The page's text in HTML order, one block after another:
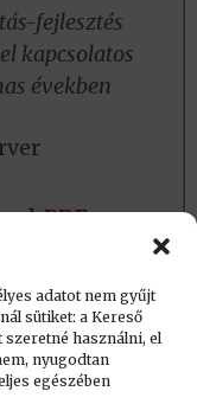
adatot nem gyűjt
sütiket: a Kereső
szeretné használni, el
nyugodtan
egészében
fejlesztés
kapcsolatos
években